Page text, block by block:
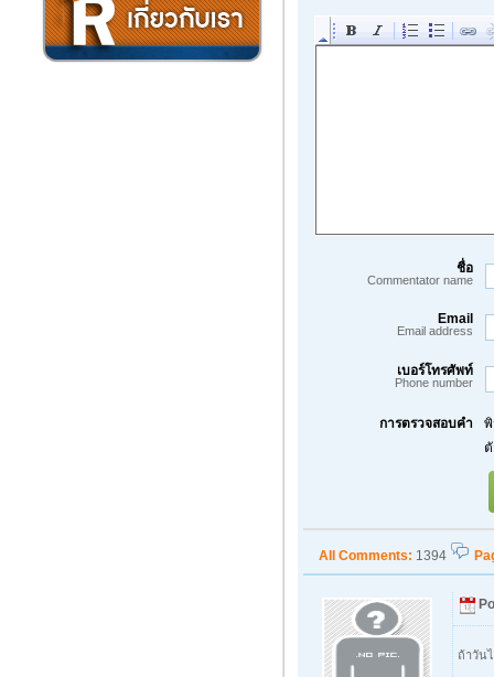
ชื่อ
Commentator name
Email
Email address
เบอร์โทรศัพท์
Phone number
การตรวจสอบคำ
All Comments: 1394
ถ้าวัน